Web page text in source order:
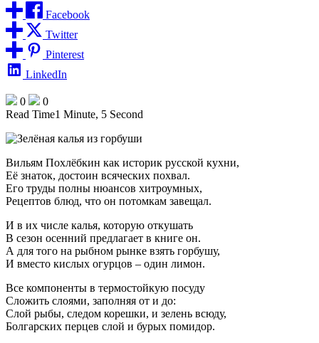
Facebook
Twitter
Pinterest
LinkedIn
0
0
Read Time1 Minute, 5 Second
Вильям Похлёбкин как историк русской кухни,
Её знаток, достоин всяческих похвал.
Его труды полны нюансов хитроумных,
Рецептов блюд, что он потомкам завещал.
И в их числе калья, которую откушать
В сезон осенний предлагает в книге он.
А для того на рыбном рынке взять горбушу,
И вместо кислых огурцов – один лимон.
Все компоненты в термостойкую посуду
Сложить слоями, заполняя от и до:
Слой рыбы, следом корешки, и зелень всюду,
Болгарских перцев слой и бурых помидор.